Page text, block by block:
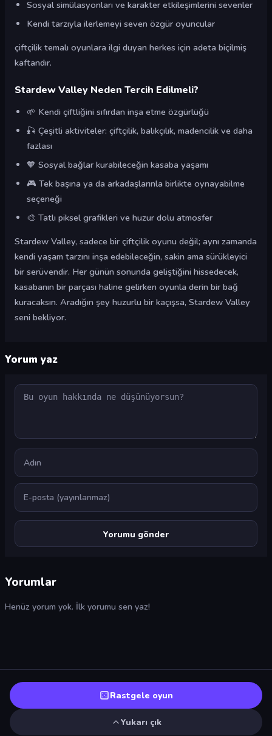
Sosyal simülasyonları ve karakter etkileşimlerini sevenler
Kendi tarzıyla ilerlemeyi seven özgür oyuncular
çiftçilik temalı oyunlara ilgi duyan herkes için adeta biçilmiş
kaftandır.
Stardew Valley Neden Tercih Edilmeli?
🌱 Kendi çiftliğini sıfırdan inşa etme özgürlüğü
🎣 Çeşitli aktiviteler: çiftçilik, balıkçılık, madencilik ve daha
fazlası
🧡 Sosyal bağlar kurabileceğin kasaba yaşamı
🎮 Tek başına ya da arkadaşlarınla birlikte oynayabilme
seçeneği
🎨 Tatlı piksel grafikleri ve huzur dolu atmosfer
Stardew Valley, sadece bir çiftçilik oyunu değil; aynı zamanda
kendi yaşam tarzını inşa edebileceğin, sakin ama sürükleyici
bir serüvendir. Her günün sonunda geliştiğini hissedecek,
kasabanın bir parçası haline gelirken oyunla derin bir bağ
kuracaksın. Aradığın şey huzurlu bir kaçışsa, Stardew Valley
seni bekliyor.
Yorum yaz
Yorum
Ad
E-posta
Yorumlar
Henüz yorum yok. İlk yorumu sen yaz!
Rastgele oyun
Yukarı çık